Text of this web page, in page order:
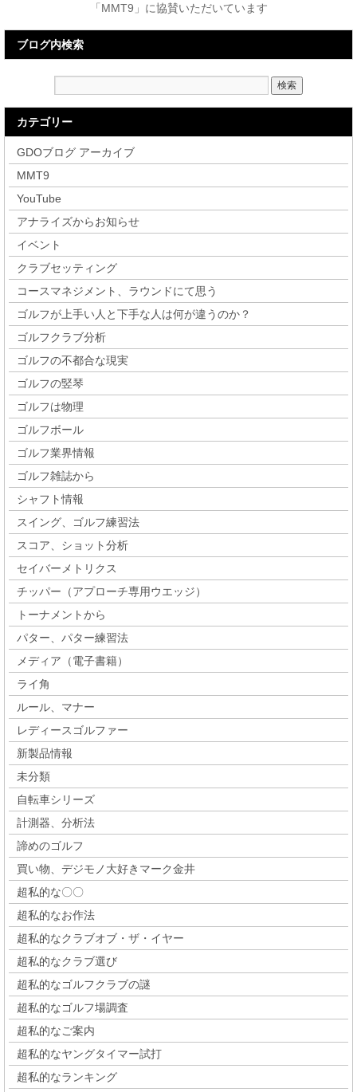
「MMT9」に協賛いただいています
ブログ内検索
カテゴリー
GDOブログ アーカイブ
MMT9
YouTube
アナライズからお知らせ
イベント
クラブセッティング
コースマネジメント、ラウンドにて思う
ゴルフが上手い人と下手な人は何が違うのか？
ゴルフクラブ分析
ゴルフの不都合な現実
ゴルフの竪琴
ゴルフは物理
ゴルフボール
ゴルフ業界情報
ゴルフ雑誌から
シャフト情報
スイング、ゴルフ練習法
スコア、ショット分析
セイバーメトリクス
チッパー（アプローチ専用ウエッジ）
トーナメントから
パター、パター練習法
メディア（電子書籍）
ライ角
ルール、マナー
レディースゴルファー
新製品情報
未分類
自転車シリーズ
計測器、分析法
諦めのゴルフ
買い物、デジモノ大好きマーク金井
超私的な〇〇
超私的なお作法
超私的なクラブオブ・ザ・イヤー
超私的なクラブ選び
超私的なゴルフクラブの謎
超私的なゴルフ場調査
超私的なご案内
超私的なヤングタイマー試打
超私的なランキング